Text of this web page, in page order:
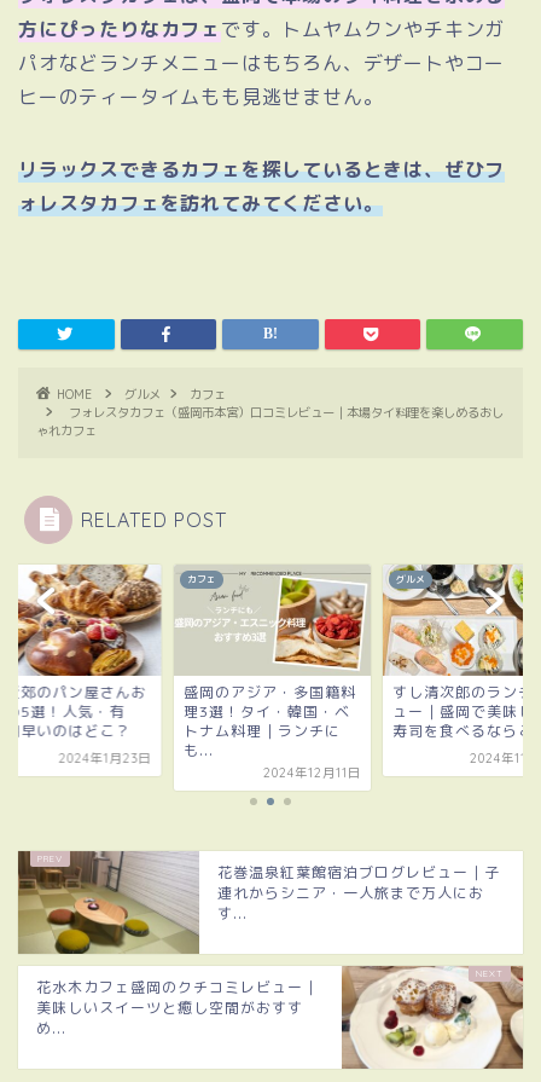
方にぴったりなカフェです。トムヤムクンやチキンガ
パオなどランチメニューはもちろん、デザートやコー
ヒーのティータイムもも見逃せません。
リラックスできるカフェを探しているときは、ぜひフ
ォレスタカフェを訪れてみてください。
HOME グルメ
カフェ
フォレスタカフェ（盛岡市本宮）口コミレビュー｜本場タイ料理を楽しめるおし
ゃれカフェ
RELATED POST
近郊のパン屋さんお
め5選！人気・有
朝早いのはどこ？
2024年1月23日
カフェ
盛岡のアジア・多国籍料
理3選！タイ・韓国・ベ
トナム料理｜ランチに
も...
2024年12月11日
グルメ
すし清次郎のランチ
ュー｜盛岡で美味し
寿司を食べるならこ
2024年11
花巻温泉紅葉館宿泊ブログレビュー｜子
連れからシニア・一人旅まで万人にお
す...
花水木カフェ盛岡のクチコミレビュー｜
美味しいスイーツと癒し空間がおすす
め...